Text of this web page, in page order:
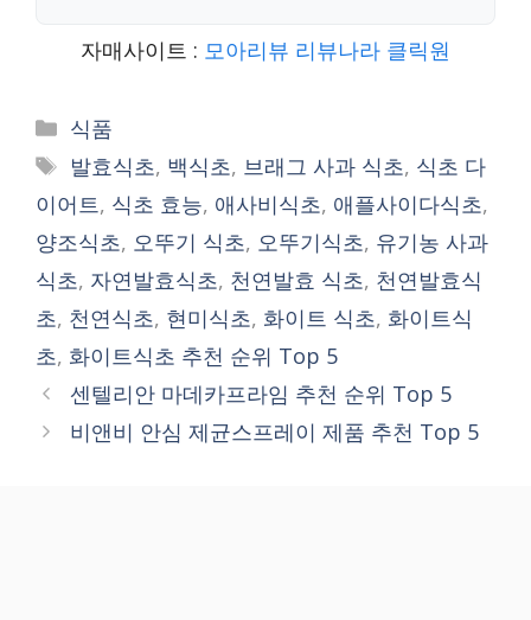
자매사이트 : 모아리뷰 리뷰나라 클릭원
Categories
식품
Tags
발효식초, 백식초, 브래그 사과 식초, 식초 다
이어트, 식초 효능, 애사비식초, 애플사이다식초,
양조식초, 오뚜기 식초, 오뚜기식초, 유기농 사과
식초, 자연발효식초, 천연발효 식초, 천연발효식
초, 천연식초, 현미식초, 화이트 식초, 화이트식
초, 화이트식초 추천 순위 Top 5
센텔리안 마데카프라임 추천 순위 Top 5
비앤비 안심 제균스프레이 제품 추천 Top 5